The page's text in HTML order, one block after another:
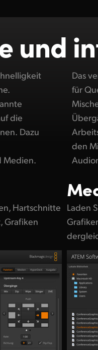
und
die
Dazu
Medien.
Buttons
Sie
diese in
Hartschnitte
Grafiken
Laden